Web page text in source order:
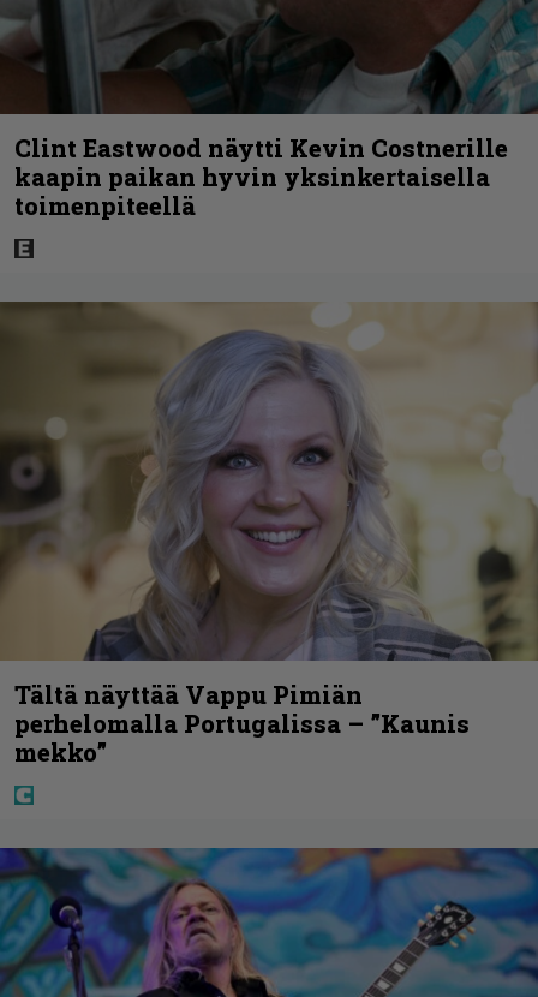
Clint Eastwood näytti Kevin Costnerille
kaapin paikan hyvin yksinkertaisella
toimenpiteellä
Tältä näyttää Vappu Pimiän
perhelomalla Portugalissa – ”Kaunis
mekko”